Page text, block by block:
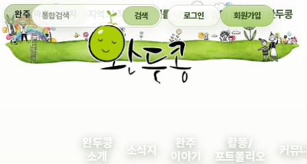
완주 마을 소식지 지역의 작은 이야기를 다정하게 엮어 보여주는 완두콩
통합검색 검색 로그인 회원가입
완두콩
소개
소식지
완주
이야기
활동/
포트폴리오
커뮤